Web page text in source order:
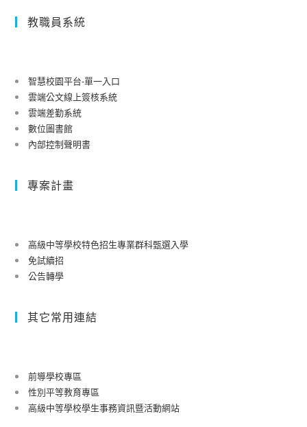
教職員系統
智慧校園平台-單一入口
雲端公文線上簽核系統
雲端差勤系統
數位圖書館
內部控制聲明書
專案計畫
高級中等學校特色招生專業群科甄選入學
免試續招
公告轉學
其它常用連結
前導學校專區
性別平等教育專區
高級中等學校學生事務資訊暨活動網站